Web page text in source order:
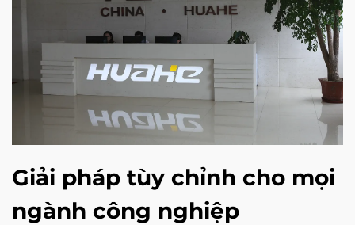
Giải pháp tùy chỉnh cho mọi
ngành công nghiệp